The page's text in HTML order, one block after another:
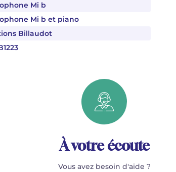
Mi b
Mi b et piano
Billaudot
À votre écoute
Vous avez besoin d'aide ?